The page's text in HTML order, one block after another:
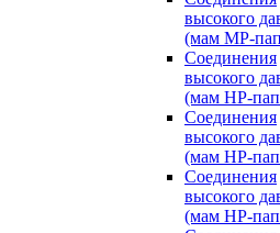
высокого
(мам MP-
Соединения
высокого
(мам HP-
Соединения
высокого
(мам HP-
Соединения
высокого
(мам HP-